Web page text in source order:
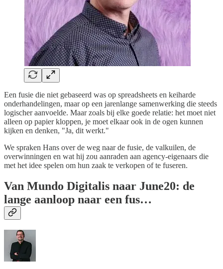
Een fusie die niet gebaseerd was op spreadsheets en keiharde
onderhandelingen, maar op een jarenlange samenwerking die steeds
logischer aanvoelde. Maar zoals bij elke goede relatie: het moet niet
alleen op papier kloppen, je moet elkaar ook in de ogen kunnen
kijken en denken, "Ja, dit werkt."
We spraken Hans over de weg naar de fusie, de valkuilen, de
overwinningen en wat hij zou aanraden aan agency-eigenaars die
met het idee spelen om hun zaak te verkopen of te fuseren.
Van Mundo Digitalis naar June20: de
lange aanloop naar een fus…